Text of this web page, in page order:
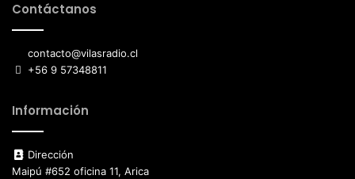
Contáctanos
contacto@vilasradio.cl
+56 9 57348811
Información
Dirección
Maipú #652 oficina 11, Arica